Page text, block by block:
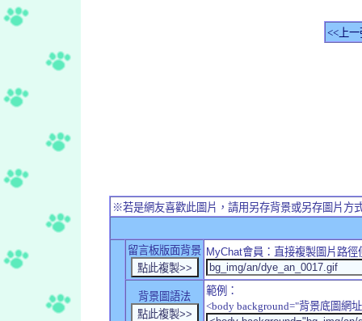
<<上一
※若是網友喜歡此圖片，請用另存背景或另存圖片方
留言板版面背景 MyChat會員：直接複製圖片路
背景圖語法
範例：
<body background="背景底圖網